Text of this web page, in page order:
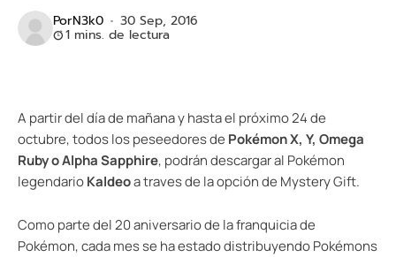
PorN3k0 30 Sep, 2016
1 mins. de lectura
A partir del día de mañana y hasta el próximo 24 de
octubre, todos los peseedores de Pokémon X, Y, Omega
Ruby o Alpha Sapphire, podrán descargar al Pokémon
legendarioKaldeoa traves de la opción de Mystery Gift.
Como parte del 20 aniversario de la franquicia de
Pokémon, cada mes se ha estado distribuyendo Pokémons